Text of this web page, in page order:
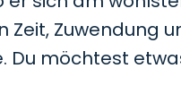
Zuwendung
Du möchtest